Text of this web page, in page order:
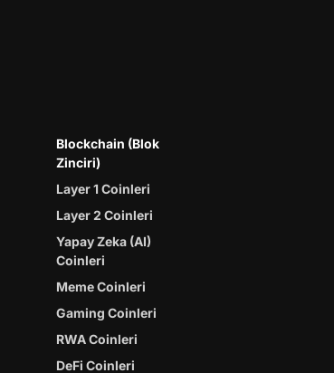
Blockchain (Blok
Zinciri)
Layer 1 Coinleri
Layer 2 Coinleri
Yapay Zeka (AI)
Coinleri
Meme Coinleri
Gaming Coinleri
RWA Coinleri
DeFi Coinleri